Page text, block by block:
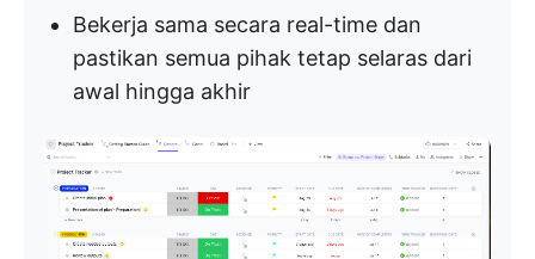
Bekerja sama secara real-time dan
pastikan semua pihak tetap selaras dari
awal hingga akhir